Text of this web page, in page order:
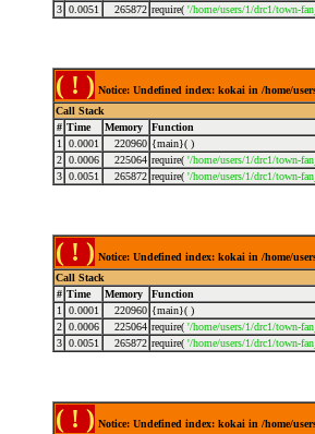
3 0.0051 265872 require( '/home/users/1/drc1/town-
( ! ) Notice: Undefined index: kokai in /home/
Call Stack
# Time Memory Function
1
0.0001 220960 {main}( )
2 0.0006 225064 require( '/home/users/1/drc1/town-
3 0.0051 265872 require( '/home/users/1/drc1/town-
( ! ) Notice: Undefined index: kokai in /home/
Call Stack
# Time Memory Function
1
0.0001 220960 {main}( )
2 0.0006 225064 require( '/home/users/1/drc1/town-
3 0.0051 265872 require( '/home/users/1/drc1/town-
( ! ) Notice: Undefined index: kokai in /home/